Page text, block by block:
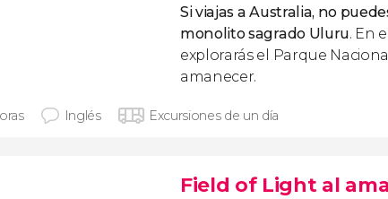
Si viajas a Australia, no
monolito sagrado Uluru. En
explorarás el Parque
amanecer.
Inglés Excursiones de un día
Field of Light al